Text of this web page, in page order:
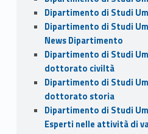
Dipartimento di Studi
Dipartimento di Studi
News Dipartimento
Dipartimento di Studi
dottorato civiltà
Dipartimento di Studi
dottorato storia
Dipartimento di Studi
Esperti nelle attività di